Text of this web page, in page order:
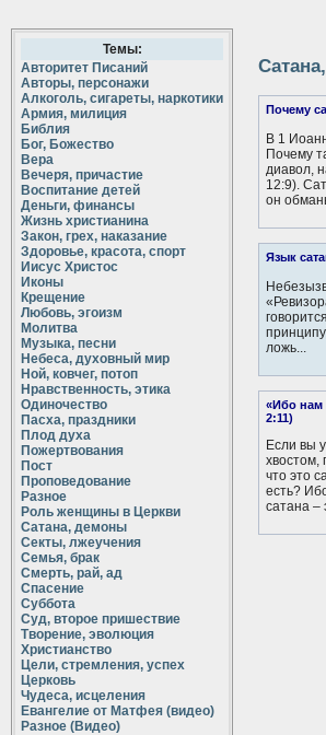
Темы:
Авторитет Писаний
Авторы, персонажи
Алкоголь, сигареты, наркотики
Армия, милиция
Библия
Бог, Божество
Вера
Вечеря, причастие
Воспитание детей
Деньги, финансы
Жизнь христианина
Закон, грех, наказание
Здоровье, красота, спорт
Иисус Христос
Иконы
Крещение
Любовь, эгоизм
Молитва
Музыка, песни
Небеса, духовный мир
Ной, ковчег, потоп
Нравственность, этика
Одиночество
Пасха, праздники
Плод духа
Пожертвования
Пост
Проповедование
Разное
Роль женщины в Церкви
Сатана, демоны
Секты, лжеучения
Семья, брак
Смерть, рай, ад
Спасение
Суббота
Суд, второе пришествие
Творение, эволюция
Христианство
Цели, стремления, успех
Церковь
Чудеса, исцеления
Евангелие от Матфея (видео)
Разное (Видео)
Почему
В 1
Почему
диавол,
12:9).
он
Язык
ложь...
«Ибо нам
2:11)
Если вы
хвостом,
что это
есть?
сатана –